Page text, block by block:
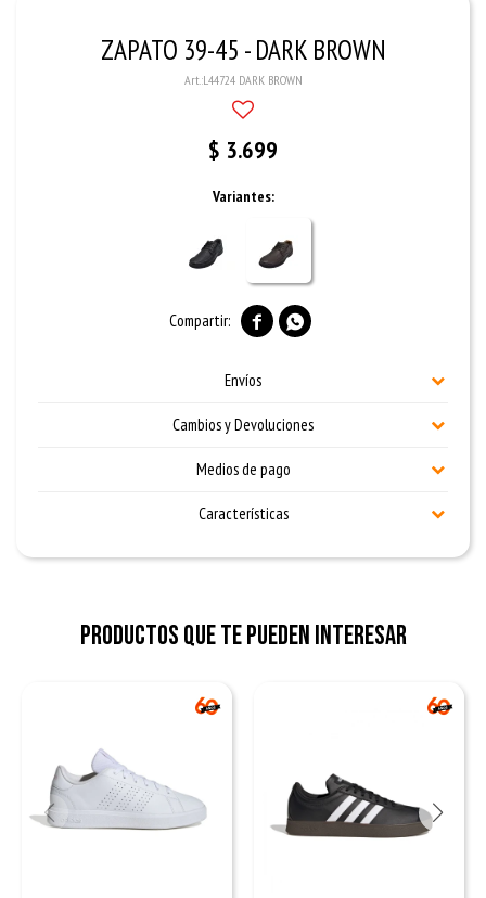
ZAPATO 39-45 - DARK BROWN
L44724 DARK BROWN
$ 3.699
Variantes:
 
Envíos
Cambios y Devoluciones
Medios de pago
Características
Productos que te pueden interesar